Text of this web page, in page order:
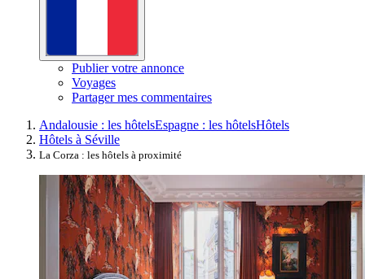
Publier votre annonce
Voyages
Partager mes commentaires
Andalousie : les hôtelsEspagne : les hôtelsHôtels
Hôtels à Séville
La Corza : les hôtels à proximité